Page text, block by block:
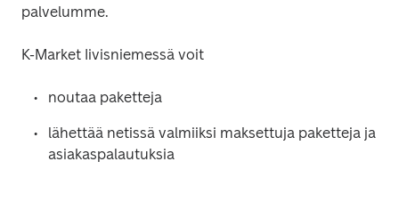
palvelumme.
K-Market Iivisniemessä voit
noutaa paketteja
lähettää netissä valmiiksi maksettuja paketteja ja
asiakaspalautuksia